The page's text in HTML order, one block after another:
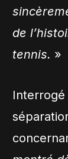
de
tennis. »
Interrogé